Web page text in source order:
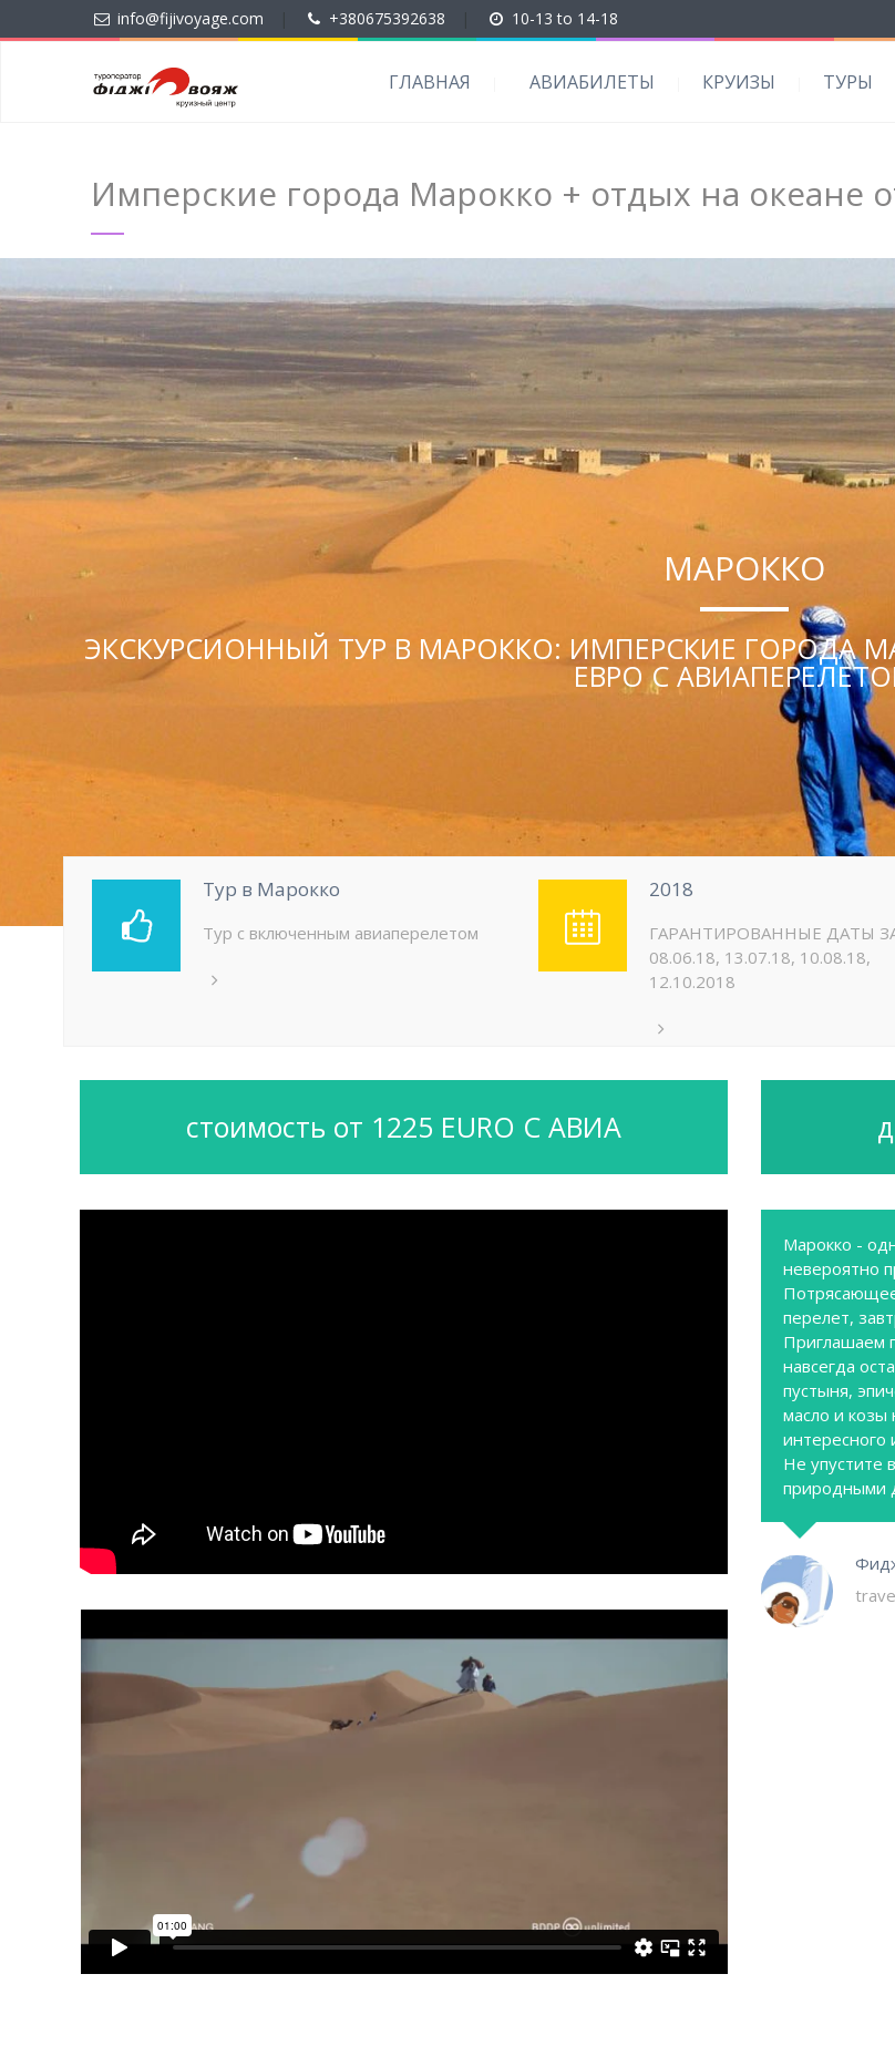
info@fijivoyage.com +380675392638 10-13 to 14-18
ГЛАВНАЯ АВИАБИЛЕТЫ КРУИЗЫ ТУРЫ
Имперские города Марокко + отдых на океане
МАРОККО
ЭКСКУРСИОННЫЙ ТУР В МАРОККО: ИМПЕРСКИЕ ГОРОДА
ЕВРО С
Тур в Марокко
Тур с включенным авиаперелетом
2018
ГАРАНТИРОВАННЫЕ ДАТЫ
08.06.18, 13.07.18, 10.08.18,
12.10.2018
стоимость от 1225 EURO С АВИА
Марокко -
невероятно
перелет,
Приглашаем
навсегда
пустыня,
масло и козы
интересного
Не упустите
природными